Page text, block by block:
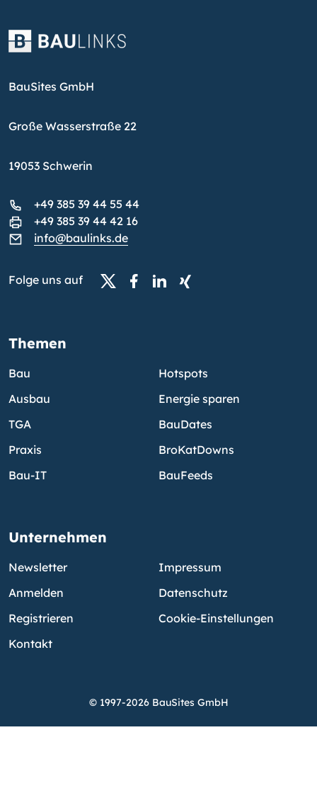
BauSites GmbH
Große Wasserstraße 22
19053 Schwerin
+49 385 39 44 55 44
+49 385 39 44 42 16
info@baulinks.de
Folge uns auf
Themen
Bau
Ausbau
TGA
Praxis
Bau-IT
Hotspots
Energie sparen
BauDates
BroKatDowns
BauFeeds
Unternehmen
Newsletter
Anmelden
Registrieren
Kontakt
Impressum
Datenschutz
Cookie-Einstellungen
© 1997-2026 BauSites GmbH